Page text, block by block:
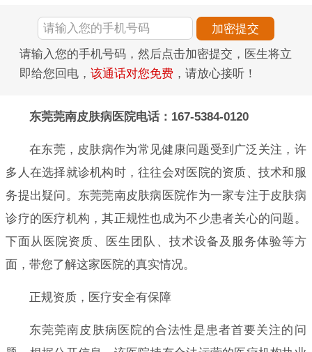
请输入您的手机号码，然后点击加密提交，医生将立
即给您回电， 该通话对您免费 ，请放心接听！
东莞莞南皮肤病医院电话：167-5384-0120
在东莞，皮肤病作为常见健康问题受到广泛关注，许
多人在选择就诊机构时，往往会对医院的资质、技术和服
务提出疑问。东莞莞南皮肤病医院作为一家专注于皮肤病
诊疗的医疗机构，其正规性也成为不少患者关心的问题。
下面从医院资质、医生团队、技术设备及服务体验等方
面，带您了解这家医院的真实情况。
正规资质，医疗安全有保障
东莞莞南皮肤病医院的合法性是患者首要关注的问